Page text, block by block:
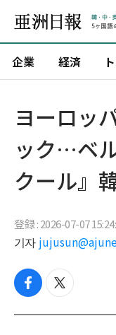
企業 経済
ヨーロッ
ック…ベ
クール』
登録 : 2026-07-07
기자
f
c
t
i